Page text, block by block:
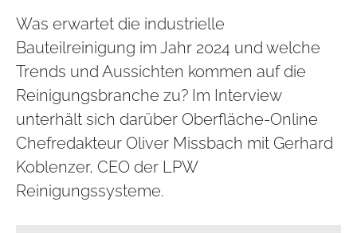
Was erwartet die industrielle
Bauteilreinigung im Jahr 2024 und welche
Trends und Aussichten kommen auf die
Reinigungsbranche zu? Im Interview
unterhält sich darüber Oberfläche-Online
Chefredakteur Oliver Missbach mit Gerhard
Koblenzer, CEO der LPW
Reinigungssysteme.